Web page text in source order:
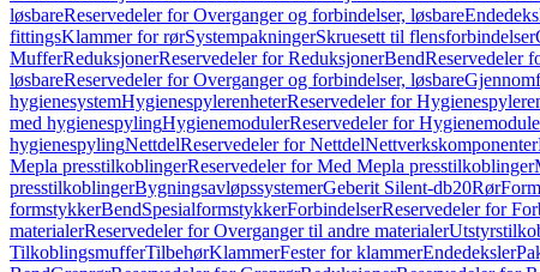
løsbareReservedeler for Overganger og forbindelser, løsbare
fittingsKlammer for rørSystempakningerSkruesett til flensforbindelser
MufferReduksjonerReservedeler for ReduksjonerBendReservedeler
løsbareReservedeler for Overganger og forbindelser, løsbare
hygienesystemHygienespylerenheterReservedeler for
med hygienespylingHygienemodulerReservedeler for
hygienespylingNettdelReservedeler for NettdelNettverkskomponenter
Mepla presstilkoblingerReservedeler for Med Mepla presstilkoblinger
presstilkoblingerBygningsavløpssystemerGeberit Silent-db20Rør
formstykkerBendSpesialformstykkerForbindelserReservedeler for
materialerReservedeler for Overganger til andre materialer
TilkoblingsmufferTilbehørKlammerFester for klammerEndedeksler